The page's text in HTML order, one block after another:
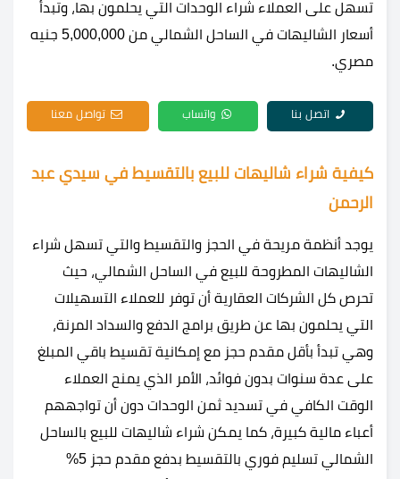
تسهل على العملاء شراء الوحدات التي يحلمون بها، وتبدأ
أسعار الشاليهات في الساحل الشمالي من 5,000,000 جنيه
مصري.
اتصل بنا واتساب تواصل معنا
كيفية شراء شاليهات للبيع بالتقسيط في سيدي عبد
الرحمن
يوجد أنظمة مريحة في الحجز والتقسيط والتي تسهل شراء
الشاليهات المطروحة للبيع في الساحل الشمالي، حيث
تحرص كل الشركات العقارية أن توفر للعملاء التسهيلات
التي يحلمون بها عن طريق برامج الدفع والسداد المرنة،
وهي تبدأ بأقل مقدم حجز مع إمكانية تقسيط باقي المبلغ
على عدة سنوات بدون فوائد، الأمر الذي يمنح العملاء
الوقت الكافي في تسديد ثمن الوحدات دون أن تواجههم
أعباء مالية كبيرة، كما يمكن شراء شاليهات للبيع بالساحل
الشمالي تسليم فوري بالتقسيط بدفع مقدم حجز 5%